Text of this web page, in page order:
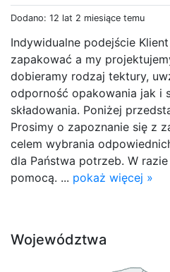
Dodano: 12 lat 2 miesiące temu
Indywidualne podejście
zapakować a my
dobieramy rodzaj tektury,
odporność opakowania jak i
składowania. Poniżej
Prosimy o zapoznanie się z
celem wybrania
dla Państwa potrzeb. W
pomocą. ... pokaż więcej »
Województwa